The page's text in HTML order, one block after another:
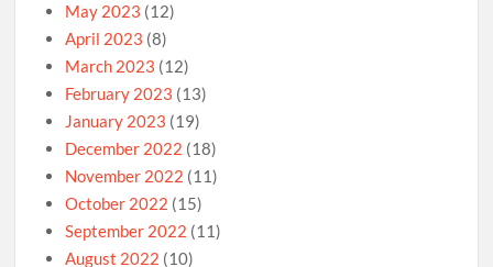
May 2023 (12)
April 2023 (8)
March 2023 (12)
February 2023 (13)
January 2023 (19)
December 2022 (18)
November 2022 (11)
October 2022 (15)
September 2022 (11)
August 2022 (10)